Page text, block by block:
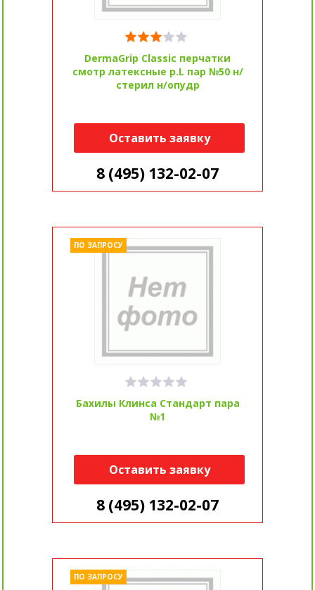
DermaGrip Classic перчатки
смотр латексные р.L пар №50 н/
стерил н/опудр
Оставить заявку
8 (495) 132-02-07
Бахилы Клинса Стандарт пара
№1
ПО ЗАПРОСУ
Оставить заявку
8 (495) 132-02-07
ПО ЗАПРОСУ